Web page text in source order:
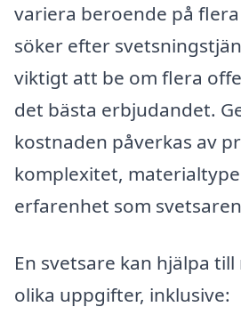
variera beroende på
söker efter
viktigt att be om flera
det bästa erbjudandet.
kostnaden påverkas av
komplexitet,
erfarenhet som
En svetsare kan hjälpa
olika uppgifter, inklusive: